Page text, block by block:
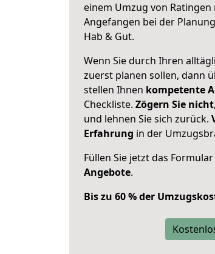
einem Umzug von
Angefangen bei der
Hab & Gut.
Wenn Sie durch Ihren
zuerst planen sollen, dann
stellen Ihnen kompetente
Checkliste. Zögern Sie nicht
und lehnen Sie sich zurück.
Erfahrung in der
Füllen Sie jetzt das
Angebote.
Bis zu 60 % der